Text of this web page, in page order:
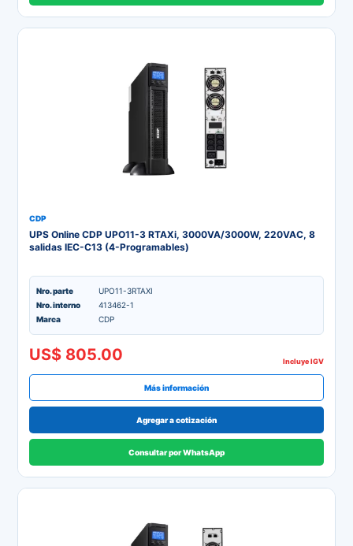
CDP
UPS Online CDP UPO11-3 RTAXi, 3000VA/3000W, 220VAC, 8
salidas IEC-C13 (4-Programables)
Nro. parte
UPO11-3RTAXI
Nro. interno
413462-1
Marca
CDP
US$ 805.00 Incluye IGV
Más información
Agregar a cotización
Consultar por WhatsApp